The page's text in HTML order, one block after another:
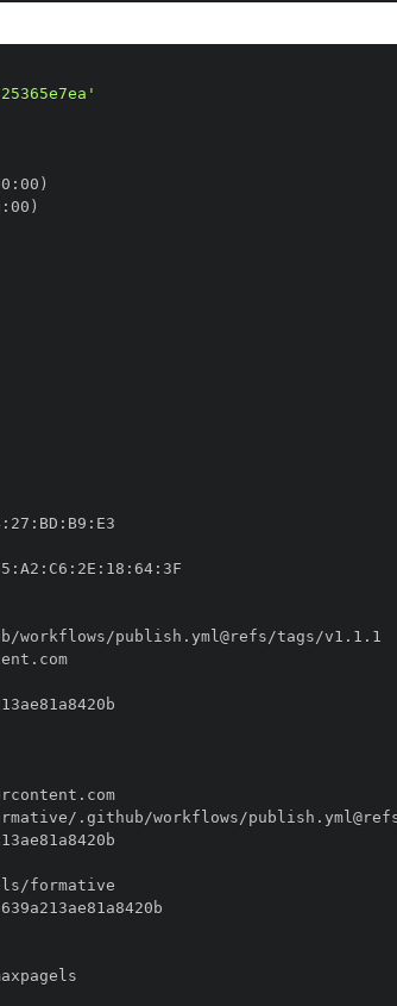
:
:
: 27 : BD : B9 :
: A2 : C6 : 2E : 18 : 64:
//token.actions.githubusercontent.com
//token.actions.githubusercontent.com